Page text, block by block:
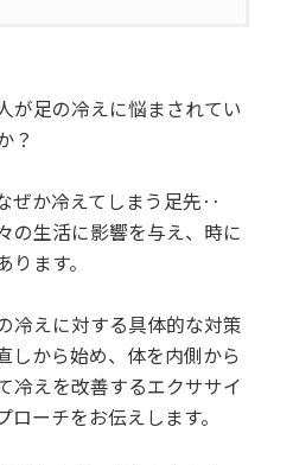
もポカポカ足元にす
温める食材と温活レシ
が足の冷えに悩まされてい
？
ぜか冷えてしまう足先‥
の生活に影響を与え、時に
ます。
冷えに対する具体的な対策
しから始め、体を内側から
冷えを改善するエクササイ
ーチをお伝えします。